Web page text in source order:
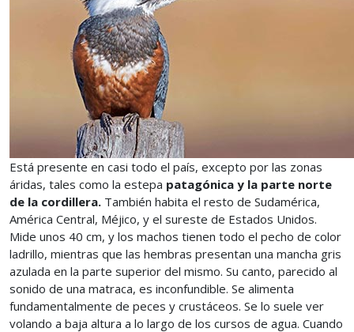
Está presente en casi todo el país, excepto por las zonas
áridas, tales como la estepa patagónica y la parte norte
de la cordillera. También habita el resto de Sudamérica,
América Central, Méjico, y el sureste de Estados Unidos.
Mide unos 40 cm, y los machos tienen todo el pecho de color
ladrillo, mientras que las hembras presentan una mancha gris
azulada en la parte superior del mismo. Su canto, parecido al
sonido de una matraca, es inconfundible. Se alimenta
fundamentalmente de peces y crustáceos. Se lo suele ver
volando a baja altura a lo largo de los cursos de agua. Cuando